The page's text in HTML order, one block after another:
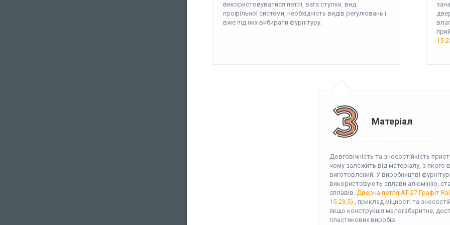
використовуватися петлі, вага стулки, вид
профільної системи, необхідність видів регулювань і
вже під них вибирати фурнітуру.
15-
Матеріал
Довговічність та зносостійкість
чому залежить від матеріалу, з якого
виготовлений. У виробництві
використовують сплави алюмінію,
сплавів. Дверна петля АТ-27 Графіт
15-23,5) , приклад міцності та
якщо конструкція малогабаритна,
пластикових виробів.